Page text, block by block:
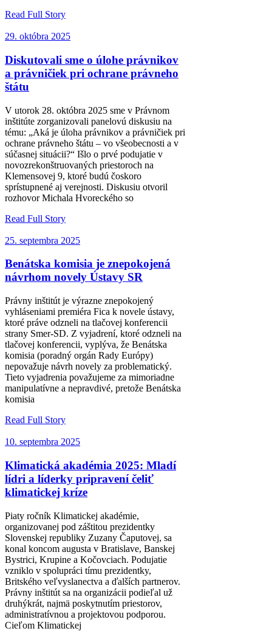
Read Full Story
29. októbra 2025
Diskutovali sme o úlohe právnikov
a právničiek pri ochrane právneho
štátu
V utorok 28. októbra 2025 sme v Právnom
inštitúte zorganizovali panelovú diskusiu na
tému: „Aká je úloha právnikov a právničiek pri
ochrane právneho štátu – vo všeobecnosti a v
súčasnej situácii?“ Išlo o prvé podujatie v
novozrekonštruovaných priestoroch na
Klemensovej 9, ktoré budú čoskoro
sprístupnené aj verejnosti. Diskusiu otvoril
rozhovor Michala Hvoreckého so
Read Full Story
25. septembra 2025
Benátska komisia je znepokojená
návrhom novely Ústavy SR
Právny inštitút je výrazne znepokojený
vyhláseniami premiéra Fica k novele ústavy,
ktoré práve odzneli na tlačovej konferencii
strany Smer-SD. Z vyjadrení, ktoré odzneli na
tlačovej konferencii, vyplýva, že Benátska
komisia (poradný orgán Rady Európy)
nepovažuje návrh novely za problematický.
Tieto vyjadrenia považujeme za mimoriadne
manipulatívne a nepravdivé, pretože Benátska
komisia
Read Full Story
10. septembra 2025
Klimatická akadémia 2025: Mladí
lídri a líderky pripravení čeliť
klimatickej kríze
Piaty ročník Klimatickej akadémie,
organizovanej pod záštitou prezidentky
Slovenskej republiky Zuzany Čaputovej, sa
konal koncom augusta v Bratislave, Banskej
Bystrici, Krupine a Kočovciach. Podujatie
vzniklo v spolupráci tímu prezidentky,
Britského veľvyslanectva a ďalších partnerov.
Právny inštitút sa na organizácii podieľal už
druhýkrát, najmä poskytnutím priestorov,
administratívnou a projektovou podporou.
Cieľom Klimatickej